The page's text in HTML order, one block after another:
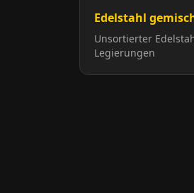
Edelstahl
Unsortierter
Legierungen